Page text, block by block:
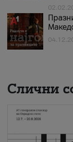
Слични